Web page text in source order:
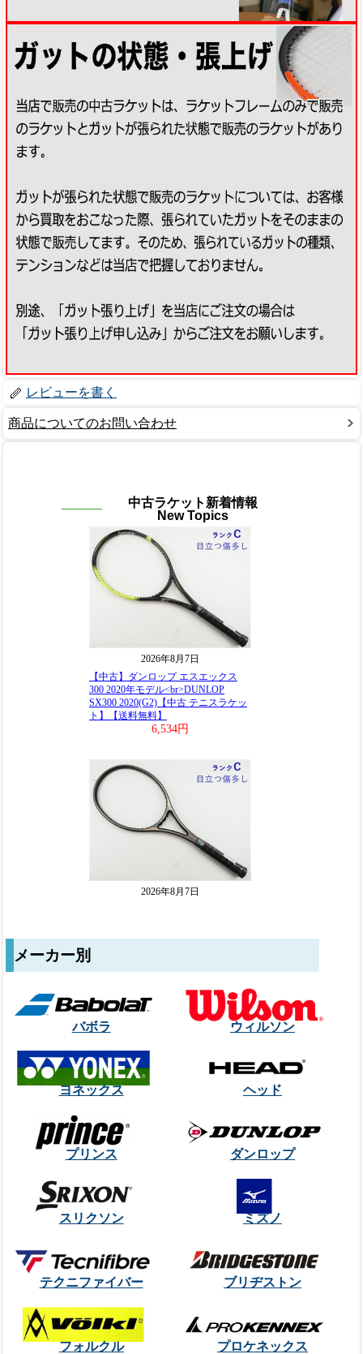
レビューを書く
商品についてのお問い合わせ
中古ラケット新着情報
New Topics
メーカー別
バボラ ウィルソン
ヨネックス ヘッド
プリンス ダンロップ
スリクソン ミズノ
テクニファイバー ブリヂストン
フォルクル プロケネックス